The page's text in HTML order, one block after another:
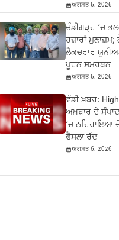
ਅਗਸਤ 6, 2026
ਚੰਡੀਗੜ੍ਹ ‘ਚ
ਹਜ਼ਾਰਾਂ
ਲੈਕਚਰਾਰ
ਪੂਰਨ ਸਮਰਥਨ
ਅਗਸਤ 6, 2026
ਵੱਡੀ ਖ਼ਬਰ:
ਅਖ਼ਬਾਰ ਦੇ
‘ਚ ਠਹਿਰਾਇਆ
ਫੈਸਲਾ ਰੱਦ
ਅਗਸਤ 6, 2026